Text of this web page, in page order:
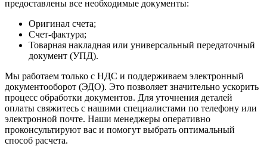
предоставлены все необходимые документы:
Оригинал счета;
Счет-фактура;
Товарная накладная или универсальный передаточный
документ (УПД).
Мы работаем только с НДС и поддерживаем электронный
документооборот (ЭДО). Это позволяет значительно ускорить
процесс обработки документов. Для уточнения деталей
оплаты свяжитесь с нашими специалистами по телефону или
электронной почте. Наши менеджеры оперативно
проконсультируют вас и помогут выбрать оптимальный
способ расчета.